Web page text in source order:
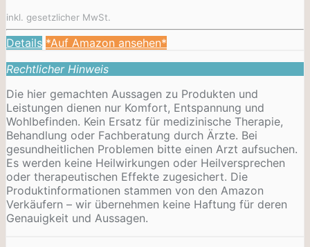
inkl. gesetzlicher MwSt.
Details *Auf Amazon ansehen*
Rechtlicher Hinweis
Die hier gemachten Aussagen zu Produkten und
Leistungen dienen nur Komfort, Entspannung und
Wohlbefinden. Kein Ersatz für medizinische Therapie,
Behandlung oder Fachberatung durch Ärzte. Bei
gesundheitlichen Problemen bitte einen Arzt aufsuchen.
Es werden keine Heilwirkungen oder Heilversprechen
oder therapeutischen Effekte zugesichert. Die
Produktinformationen stammen von den Amazon
Verkäufern – wir übernehmen keine Haftung für deren
Genauigkeit und Aussagen.